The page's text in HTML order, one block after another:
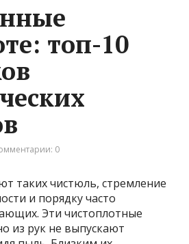
топ-10
0
таких чистюль, стремление
и порядку часто
Эти чистоплотные
из рук не выпускают